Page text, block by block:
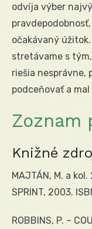
odvíja výber
očakávaný
stretávame s
riešia nesprávne,
podceňovať a
Zoznam
Knižné
MAJTÁN, M. a kol.
SPRINT, 2003.
ROBBINS, P. –